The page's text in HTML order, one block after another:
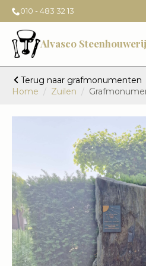
010 - 483 32 13
Alvasco Steenhouwerij
Terug naar grafmonumenten
Home
Zuilen